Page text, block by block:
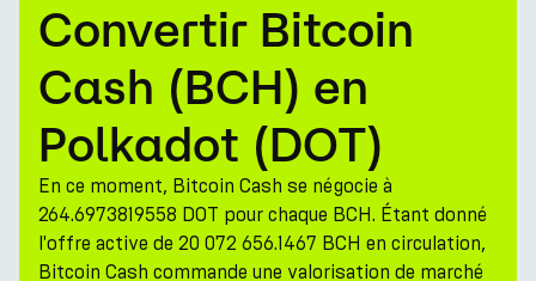
Marchés
Calculatrices
PARK Token
Ressources
Entreprise
Convertir Bitcoin
Cash (BCH) en
Polkadot (DOT)
En ce moment, Bitcoin Cash se négocie à
264.6973819558 DOT pour chaque BCH. Étant donné
l'offre active de 20 072 656.1467 BCH en circulation,
Bitcoin Cash commande une valorisation de marché